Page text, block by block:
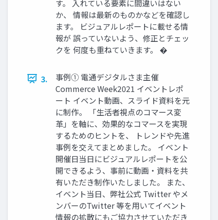
す。 入れている要素に間違いはない
か、 情報は最新のものかなどを確認し
ます。 ビジュアルレポートに載せる情
報が 誤っていないよう、修正とチェッ
クを 何度も重ねていきます。 �
3.
事例① 電通デジタルさま主催
Commerce Week2021 イベントレポ
ート イベント動画、スライド資料を元
に制作。 「生活者視点のコマース変
革」を軸に、効果的なコマースを実現
するためのヒントを、 トレンドや先進
事例を交えてまとめました。 イベント
開催日当日にビジュアルレポートを公
開できるよう、事前に動画・資料を共
有いただき制作いたしました。 また、
イベント当日、弊社公式 Twitter やメ
ンバーのTwitter 等を用いてイベント
情報の拡散にもご協力させていただき